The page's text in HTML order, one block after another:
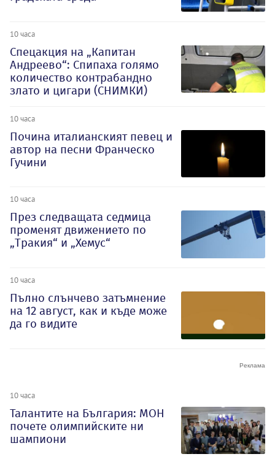
10 часа
Спецакция на „Капитан
Андреево“: Спипаха голямо
количество контрабандно
злато и цигари (СНИМКИ)
10 часа
Почина италианският певец и
автор на песни Франческо
Гучини
10 часа
През следващата седмица
променят движението по
„Тракия“ и „Хемус“
10 часа
Пълно слънчево затъмнение
на 12 август, как и къде може
да го видите
10 часа
Талантите на България: МОН
почете олимпийските ни
шампиони